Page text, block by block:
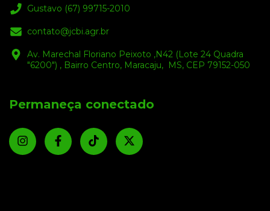
Gustavo (67) 99715-2010
contato@jcbi.agr.br
Av. Marechal Floriano Peixoto ,N42 (Lote 24 Quadra
"6200") , Bairro Centro, Maracaju, MS, CEP 79152-050
Permaneça conectado